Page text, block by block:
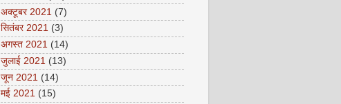
अक्टूबर 2021 (7)
सितंबर 2021 (3)
अगस्त 2021 (14)
जुलाई 2021 (13)
जून 2021 (14)
मई 2021 (15)